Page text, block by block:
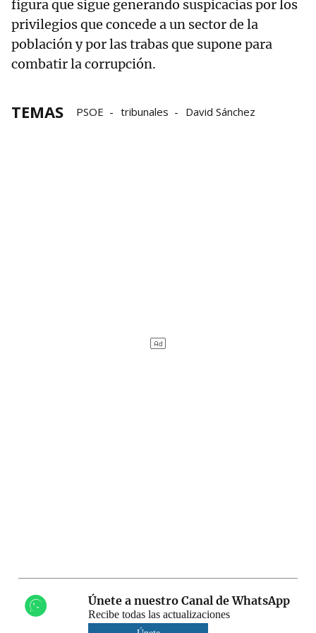
figura que sigue generando suspicacias por los
privilegios que concede a un sector de la
población y por las trabas que supone para
combatir la corrupción.
TEMAS PSOE tribunales David Sánchez
Únete a nuestro Canal de WhatsApp
Recibe todas las actualizaciones